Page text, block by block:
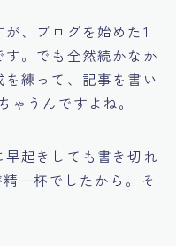
、ブログを始めた1
。でも全然続かなか
練って、記事を書い
ゃうんですよね。
起きしても書き切れ
一杯でしたから。そ